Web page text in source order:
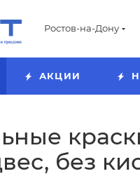
Ростов-на-Дону
АКЦИИ
без